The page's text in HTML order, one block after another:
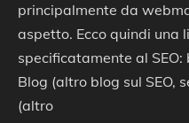
principalmente da
aspetto. Ecco quindi una
specificatamente al
Blog (altro blog sul SEO,
(altro